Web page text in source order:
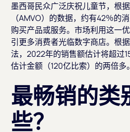
墨西哥民众广泛庆祝儿童节，根
（AMVO）的数据，约有42％的
购买产品或服务。市场利用这一
引更多消费者光临数字商店。根
法，2022年的销售额估计将超过
估计金额（120亿比索）的两倍多。
最畅销的类
些？